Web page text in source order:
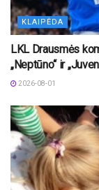
KLAIPĖDA
LKL Drausmės
„Neptūno“ ir
2026-08-01